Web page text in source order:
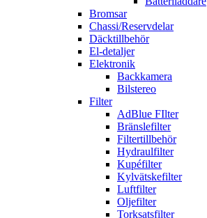
Bromsar
Chassi/Reservdelar
Däcktillbehör
El-detaljer
Elektronik
Backkamera
Bilstereo
Filter
AdBlue FIlter
Bränslefilter
Filtertillbehör
Hydraulfilter
Kupéfilter
Kylvätskefilter
Luftfilter
Oljefilter
Torksatsfilter